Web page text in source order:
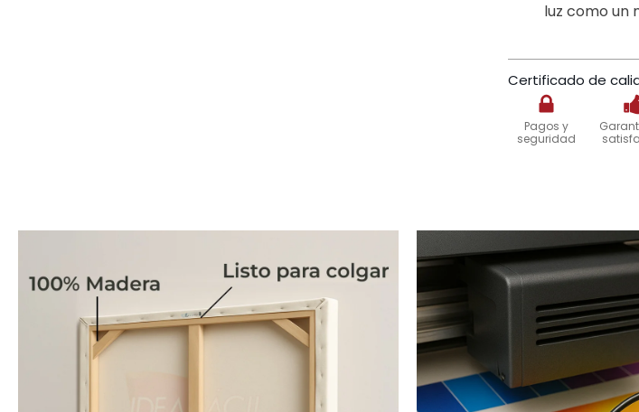
luz como un
Certificado de
Pagos y
seguridad